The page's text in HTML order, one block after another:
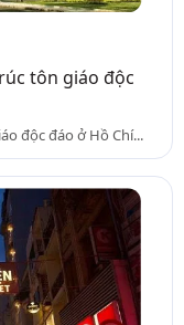
tôn giáo độc
độc đáo ở Hồ Chí...